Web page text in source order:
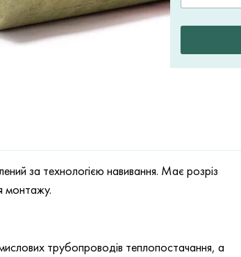
за технологією навивання. Має розріз
монтажу.
трубопроводів теплопостачання, а